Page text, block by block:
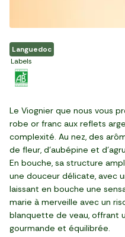
Languedoc
Labels
Le Viognier que nous vous
robe or franc aux reflets
complexité. Au nez, des
de fleur, d'aubépine et
En bouche, sa structure
une douceur délicate, avec
laissant en bouche une
marie à merveille avec un
blanquette de veau, offrant
gourmande et équilibrée.